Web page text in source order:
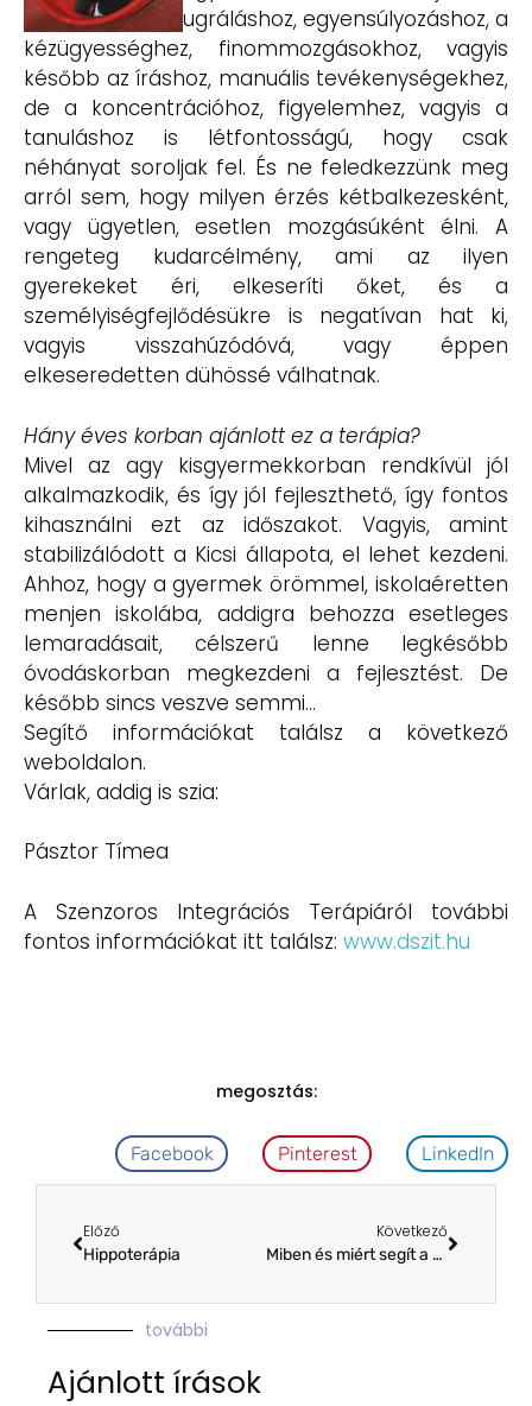
ugráláshoz, egyensúlyozáshoz, a
kézügyességhez, finommozgásokhoz, vagyis
később az íráshoz, manuális tevékenységekhez,
de a koncentrációhoz, figyelemhez, vagyis a
tanuláshoz is létfontosságú, hogy csak
néhányat soroljak fel. És ne feledkezzünk meg
arról sem, hogy milyen érzés kétbalkezesként,
vagy ügyetlen, esetlen mozgásúként élni. A
rengeteg kudarcélmény, ami az ilyen
gyerekeket éri, elkeseríti őket, és a
személyiségfejlődésükre is negatívan hat ki,
vagyis visszahúzódóvá, vagy éppen
elkeseredetten dühössé válhatnak.
Hány éves korban ajánlott ez a terápia?
Mivel az agy kisgyermekkorban rendkívül jól
alkalmazkodik, és így jól fejleszthető, így fontos
kihasználni ezt az időszakot. Vagyis, amint
stabilizálódott a Kicsi állapota, el lehet kezdeni.
Ahhoz, hogy a gyermek örömmel, iskolaéretten
menjen iskolába, addigra behozza esetleges
lemaradásait, célszerű lenne legkésőbb
óvodáskorban megkezdeni a fejlesztést. De
később sincs veszve semmi…
Segítő információkat találsz a következő
weboldalon.
Várlak, addig is szia:
Pásztor Tímea
A Szenzoros Integrációs Terápiáról további
fontos információkat itt találsz: www.dszit.hu
megosztás:
Facebook Pinterest LinkedIn
Előző
Hippoterápia
Következő
Miben és miért segít a HRG-terápia koraszülötteknek?
további
Ajánlott írások